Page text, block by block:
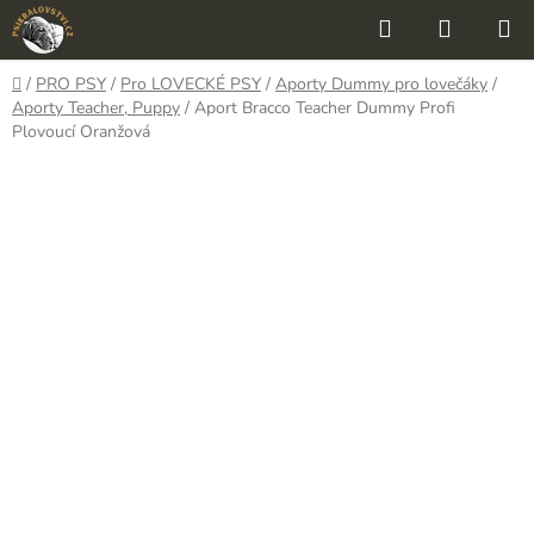
Přejít
na
obsah
Hledat
KOŠÍK
Domů
/ PRO PSY / Pro LOVECKÉ PSY / Aporty Dummy pro lovečáky /
Aporty Teacher, Puppy / Aport Bracco Teacher Dummy Profi
Plovoucí Oranžová